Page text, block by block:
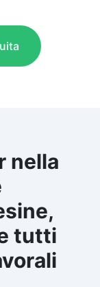
nella
tutti